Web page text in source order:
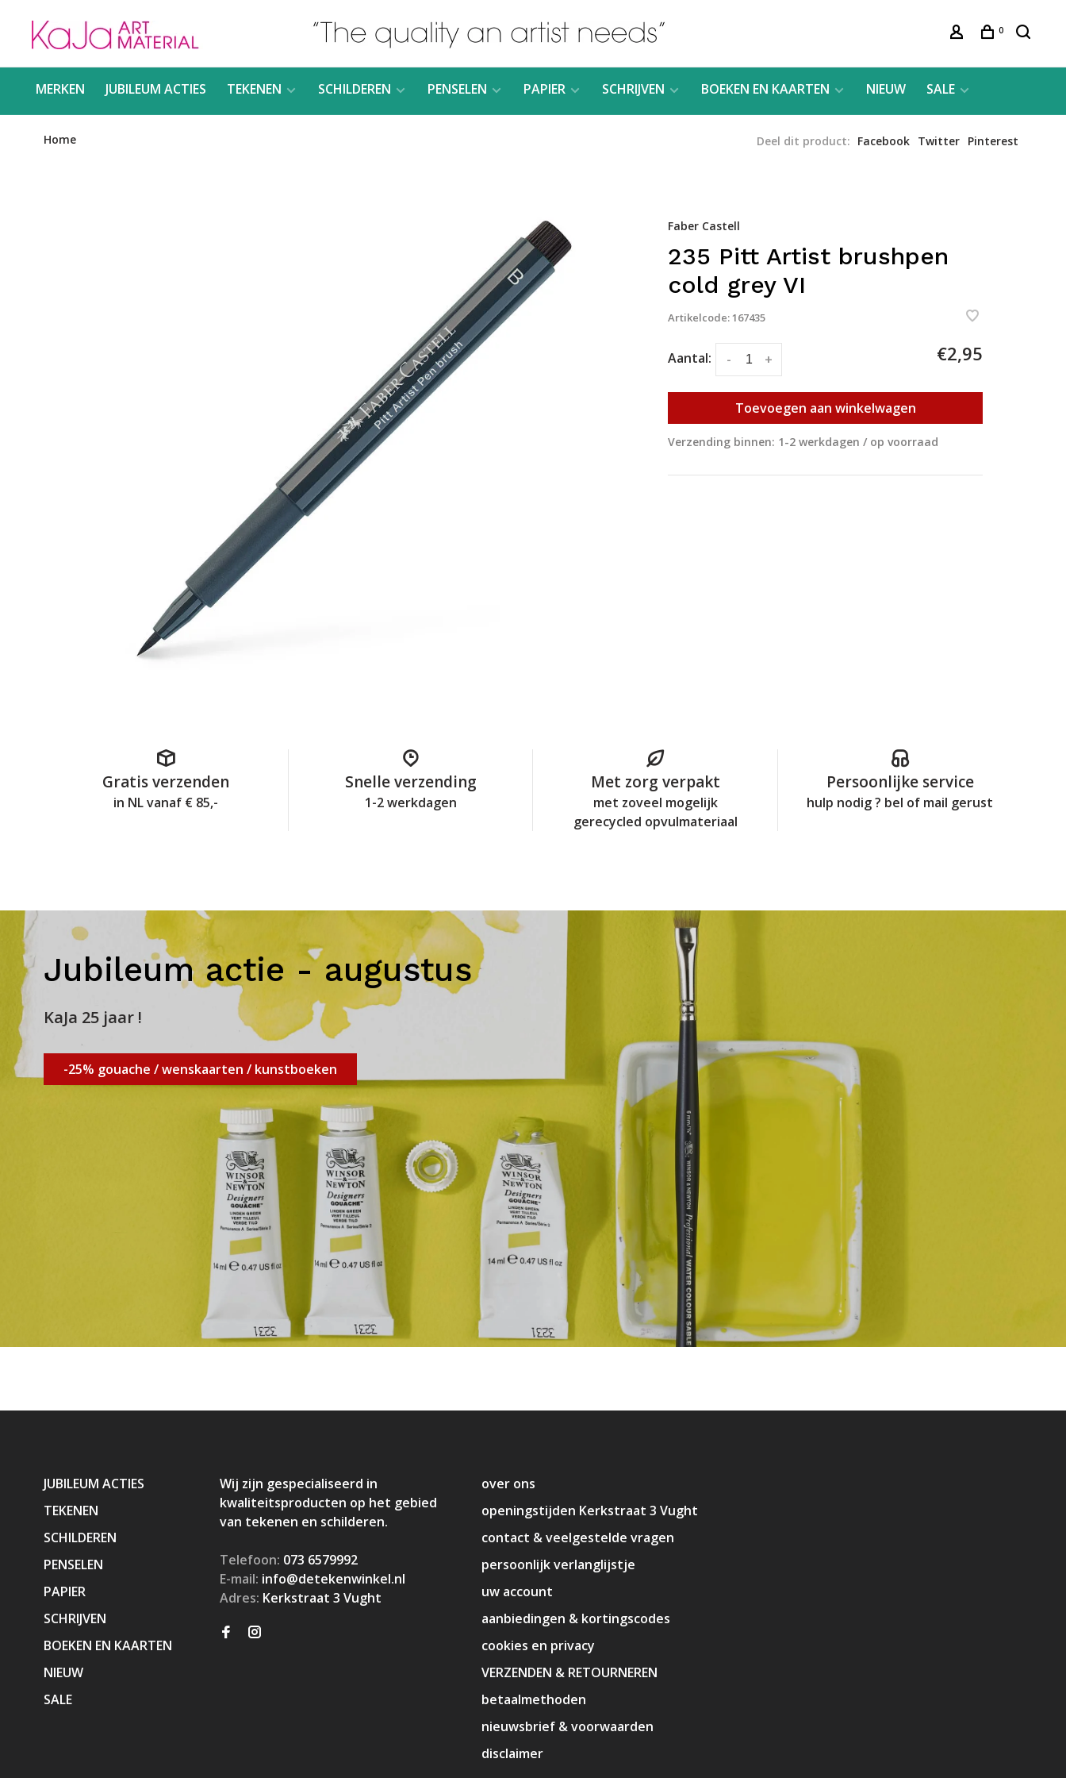
0
MERKEN JUBILEUM ACTIES TEKENEN SCHILDEREN PENSELEN PAPIER SCHRIJVEN BOEKEN EN KAARTEN NIEUW SALE
Home Deel dit product: Facebook Twitter Pinterest
Faber Castell
235 Pitt Artist brushpen
cold grey VI
Artikelcode:167435
Aantal: +
- €2,95
Toevoegen aan winkelwagen
Verzending binnen: 1-2 werkdagen / op voorraad
Gratis verzenden
in NL vanaf € 85,-
Snelle verzending
1-2 werkdagen
Met zorg verpakt
met zoveel mogelijk
gerecycled opvulmateriaal
Persoonlijke service
hulp nodig ? bel of mail gerust
Jubileum actie - augustus
KaJa 25 jaar !
-25% gouache / wenskaarten / kunstboeken
JUBILEUM ACTIES
TEKENEN
SCHILDEREN
PENSELEN
PAPIER
SCHRIJVEN
BOEKEN EN KAARTEN
NIEUW
SALE
Wij zijn gespecialiseerd in
kwaliteitsproducten op het gebied
van tekenen en schilderen.
Telefoon: 073 6579992
E-mail: info@detekenwinkel.nl
Adres: Kerkstraat 3 Vught
over ons
openingstijden Kerkstraat 3 Vught
contact & veelgestelde vragen
persoonlijk verlanglijstje
uw account
aanbiedingen & kortingscodes
cookies en privacy
VERZENDEN & RETOURNEREN
betaalmethoden
nieuwsbrief & voorwaarden
disclaimer